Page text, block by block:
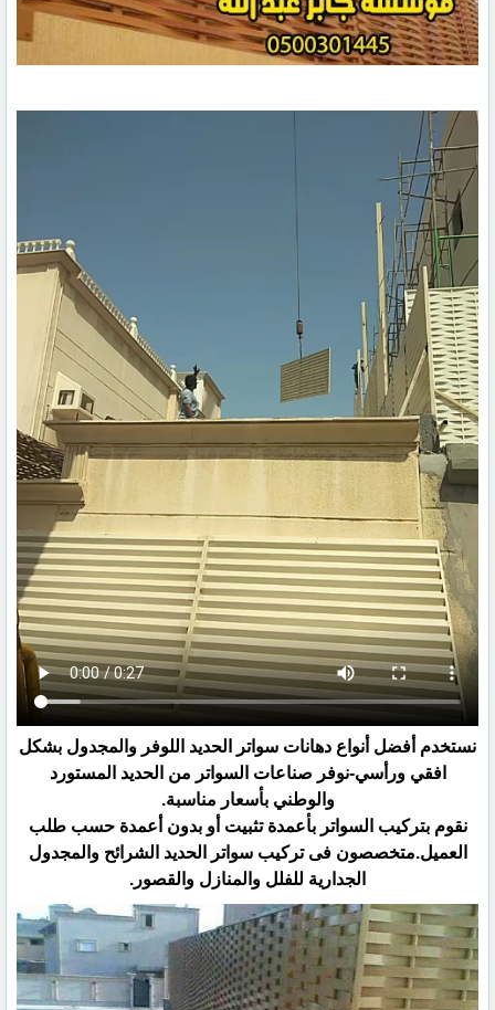
نستخدم أفضل أنواع دهانات سواتر الحديد اللوفر والمجدول بشكل
افقي ورأسي-نوفر صناعات السواتر من الحديد المستورد
والوطني بأسعار مناسبة.
نقوم بتركيب السواتر بأعمدة تثبيت أو بدون أعمدة حسب طلب
العميل.متخصصون فى تركيب سواتر الحديد الشرائح والمجدول
الجدارية للفلل والمنازل والقصور.